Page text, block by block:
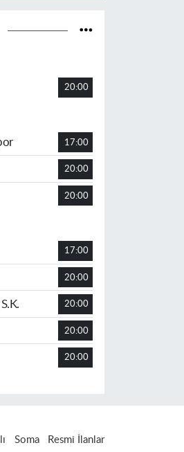
20:00
17:00
20:00
20:00
17:00
20:00
20:00
20:00
20:00
Soma Resmi İlanlar